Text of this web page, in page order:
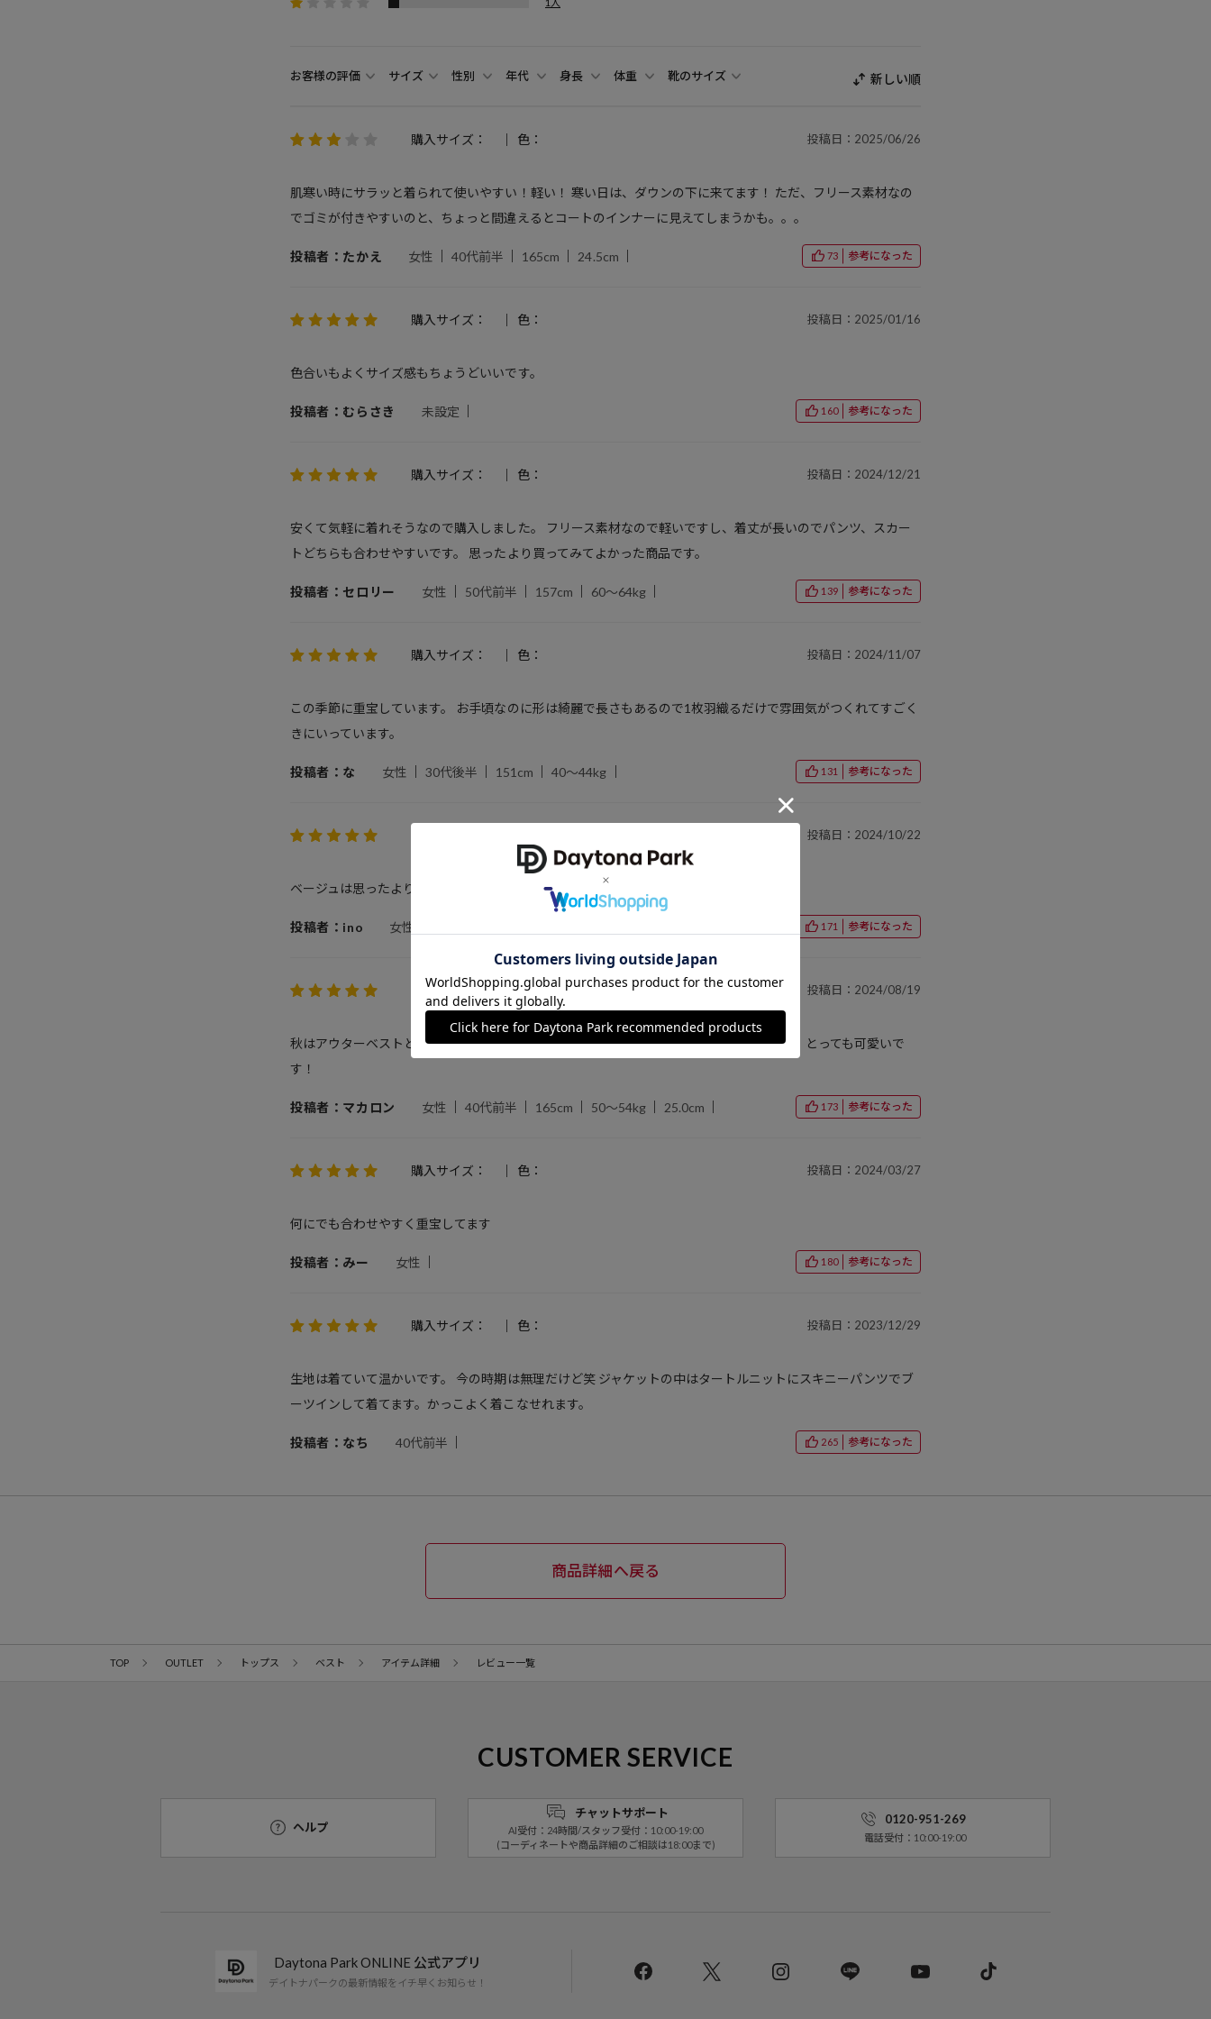
お客様の評価 サイズ 性別 年代 身長 体重 靴のサイズ 新しい順
購入サイズ： 色： 投稿日：2025/06/26
肌寒い時にサラッと着られて使いやすい！軽い！ 寒い日は、ダウンの下に来てます！ ただ、フリース素材なの
でゴミが付きやすいのと、ちょっと間違えるとコートのインナーに見えてしまうかも。。。
投稿者：たかえ 女性 40代前半 165cm 24.5cm 73 参考になった
購入サイズ： 色： 投稿日：2025/01/16
色合いもよくサイズ感もちょうどいいです。
投稿者：むらさき 未設定 160 参考になった
購入サイズ： 色： 投稿日：2024/12/21
安くて気軽に着れそうなので購入しました。 フリース素材なので軽いですし、着丈が長いのでパンツ、スカー
トどちらも合わせやすいです。 思ったより買ってみてよかった商品です。
投稿者：セロリー 女性 50代前半 157cm 60～64kg 139 参考になった
購入サイズ： 色： 投稿日：2024/11/07
この季節に重宝しています。 お手頃なのに形は綺麗で長さもあるので1枚羽織るだけで雰囲気がつくれてすごく
きにいっています。
投稿者：な 女性 30代後半 151cm 40～44kg 131 参考になった
投稿日：2024/10/22
ベージュは思ったより明るい感じでしたが、それがみ良かった！秋にちょうど良い。
投稿者：ino 女性 171 参考になった
購入サイズ： 色： 投稿日：2024/08/19
秋はアウターベストとして、冬はアウターの上に羽織ってレイヤードスタイルを楽しめて、とっても可愛いで
す！
投稿者：マカロン 女性 40代前半 165cm 50～54kg 25.0cm 173 参考になった
購入サイズ： 色： 投稿日：2024/03/27
何にでも合わせやすく重宝してます
投稿者：みー 女性 180 参考になった
購入サイズ： 色： 投稿日：2023/12/29
生地は着ていて温かいです。 今の時期は無理だけど笑 ジャケットの中はタートルニットにスキニーパンツでブ
ーツインして着てます。かっこよく着こなせれます。
投稿者：なち 40代前半 265 参考になった
商品詳細へ戻る
TOP OUTLET トップス ベスト アイテム詳細 レビュー一覧
CUSTOMER SERVICE
ヘルプ
チャットサポート
AI受付：24時間/スタッフ受付：10:00-19:00
(コーディネートや商品詳細のご相談は18:00まで)
0120-951-269
電話受付：10:00-19:00
Daytona Park ONLINE 公式アプリ
デイトナパークの最新情報をイチ早くお知らせ！